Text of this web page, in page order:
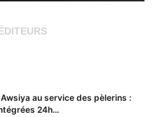
au service des pèlerins :
24h...